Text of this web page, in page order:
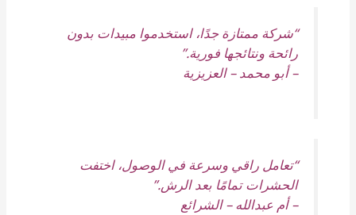
“شركة ممتازة جدًا، استخدموا مبيدات بدون
رائحة ونتائجها فورية.”
–أبو محمد – العزيزية
“تعامل راقي وسرعة في الوصول، اختفت
الحشرات تمامًا بعد الرش.”
–أم عبدالله – الشرائع